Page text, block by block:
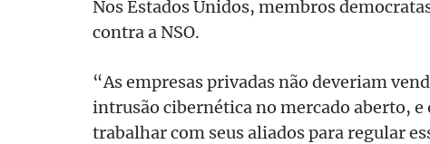
Nos Estados Unidos, membros
contra a NSO.
“As empresas privadas não deveriam
intrusão cibernética no mercado aberto, e
trabalhar com seus aliados para regular